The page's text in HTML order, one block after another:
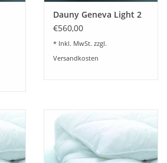
Dauny Geneva Light 2
€560,00
* Inkl. MwSt. zzgl.
Versandkosten